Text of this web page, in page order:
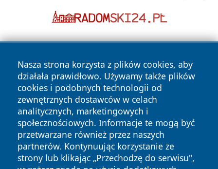
Nasza strona korzysta z plików cookies, aby
działała prawidłowo. Używamy także plików
cookies i podobnych technologii od
zewnętrznych dostawców w celach
analitycznych, marketingowych i
społecznościowych. Informacje te mogą być
przetwarzane również przez naszych
partnerów. Kontynuując korzystanie ze
strony lub klikając „Przechodzę do serwisu",
Copyright © 2026 dabrowski24.pl Wszystkie prawa
zastrzeżone.
News Autorzy
Polityka
Prywatności
Polityka
Cookies